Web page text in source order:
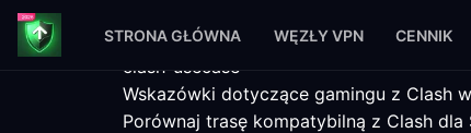
STRONA GŁÓWNA WĘZŁY VPN CENNIK
clash-usecase
Wskazówki dotyczące gamingu z Clash
Porównaj trasę kompatybilną z Clash